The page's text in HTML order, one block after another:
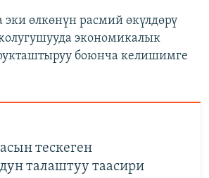
эки өлкөнүн расмий өкүлдөрү
экономикалык
боюнча келишимге
тескеген
талаштуу таасири